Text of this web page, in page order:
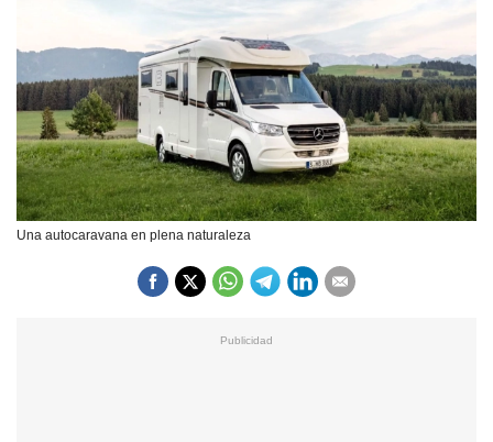
Una autocaravana en plena naturaleza